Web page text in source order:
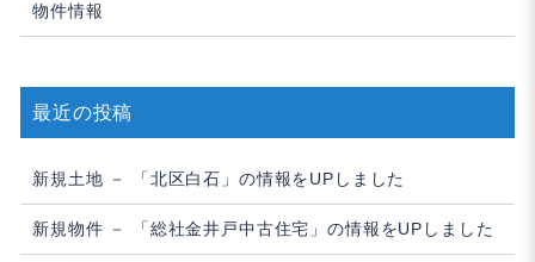
物件情報
最近の投稿
新規土地 － 「北区白石」の情報をUPしました
新規物件 － 「総社金井戸中古住宅」の情報をUPしました